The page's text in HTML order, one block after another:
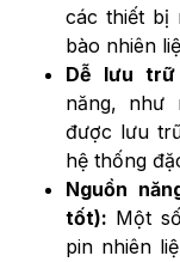
các thiết bị
bào nhiên
Dễ lưu trữ
năng, như
được lưu
hệ thống
Nguồn
tốt): Một
pin nhiên